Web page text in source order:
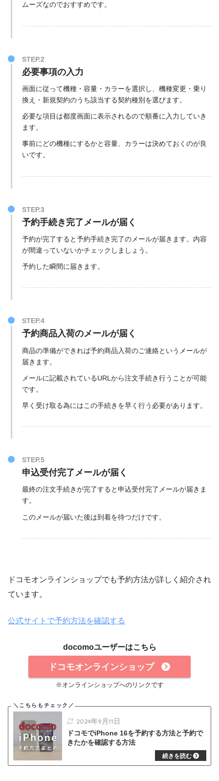
ムーズなのでおすすめです。
STEP.2
必要事項の入力
画面に従って機種・容量・カラーを選択し、機種変更・乗り
換え・新規契約のうち該当する契約種別を選びます。
必要な項目は都度画面に表示されるので順番に入力していき
ます。
事前にどの機種にするかと容量、カラーは決めておくのが良
いです。
STEP.3
予約手続き完了メールが届く
予約が完了すると予約手続き完了のメールが届きます。内容
が間違っていないかチェックしましょう。
予約した瞬間に届きます。
STEP.4
予約商品入荷のメールが届く
商品の準備ができれば予約商品入荷のご連絡というメールが
届きます。
メールに記載されているURLから注文手続き行うことが可能
です。
早く受け取る為にはこの手続きを早く行う必要があります。
STEP.5
申込受付完了メールが届く
最終の注文手続きが完了すると申込受付完了メールが届きま
す。
このメールが届いた後は到着を待つだけです。
ドコモオンラインショップでも予約方法が詳しく紹介され
ています。
公式サイトで予約方法を確認する
docomoユーザーはこちら
ドコモオンラインショップ
※オンラインショップへのリンクです
2024年9月11日
ドコモでiPhone 16を予約する方法と予約で
きたかを確認する方法